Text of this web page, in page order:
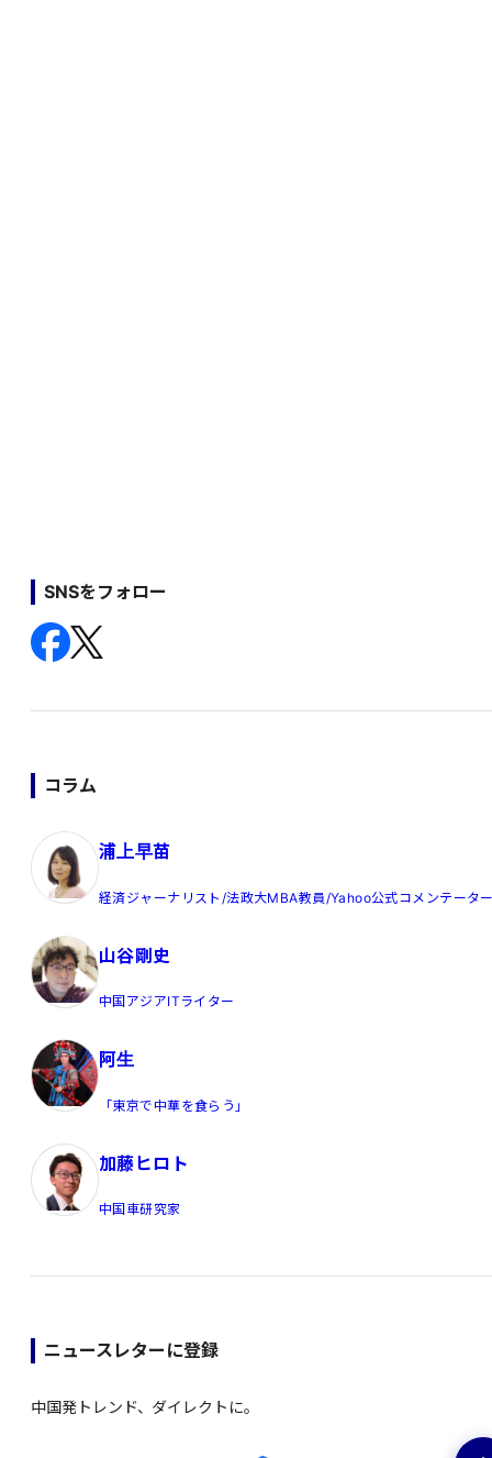
SNSをフォロー
コラム
浦上早苗
経済ジャーナリスト/法政大MBA教員/Yahoo公式コメンテータ
山谷剛史
中国アジアITライター
阿生
「東京で中華を食らう」
加藤ヒロト
中国車研究家
ニュースレターに登録
中国発トレンド、ダイレクトに。